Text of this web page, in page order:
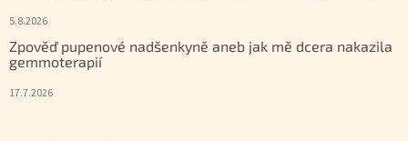
5.8.2026
Zpověď pupenové nadšenkyně aneb jak mě dcera nakazila
gemmoterapií
17.7.2026